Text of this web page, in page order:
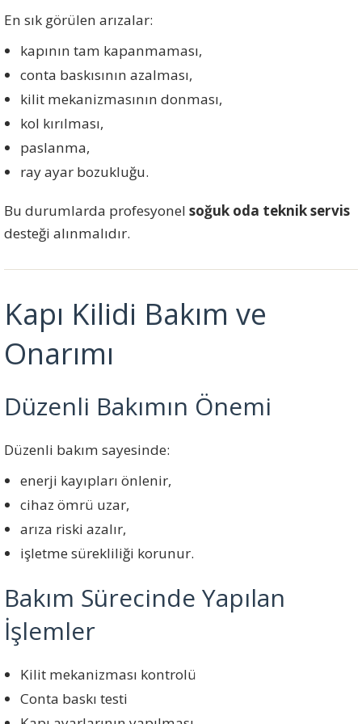
En sık görülen arızalar:
kapının tam kapanmaması,
conta baskısının azalması,
kilit mekanizmasının donması,
kol kırılması,
paslanma,
ray ayar bozukluğu.
Bu durumlarda profesyonel soğuk oda teknik servis
desteği alınmalıdır.
Kapı Kilidi Bakım ve
Onarımı
Düzenli Bakımın Önemi
Düzenli bakım sayesinde:
enerji kayıpları önlenir,
cihaz ömrü uzar,
arıza riski azalır,
işletme sürekliliği korunur.
Bakım Sürecinde Yapılan
İşlemler
Kilit mekanizması kontrolü
Conta baskı testi